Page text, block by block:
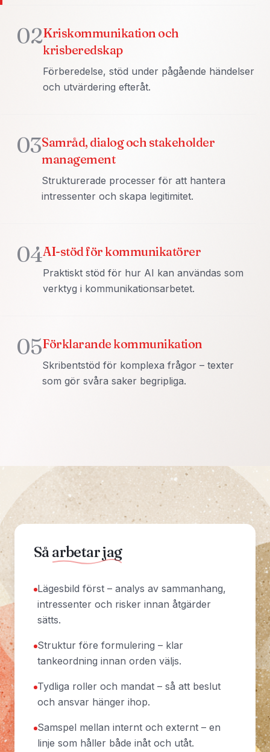
02Kriskommunikation och
krisberedskap
Förberedelse, stöd under pågående händelser
och utvärdering efteråt.
03Samråd, dialog och stakeholder
management
Strukturerade processer för att hantera
intressenter och skapa legitimitet.
04AI-stöd för kommunikatörer
Praktiskt stöd för hur AI kan användas som
verktyg i kommunikationsarbetet.
05Förklarande kommunikation
Skribentstöd för komplexa frågor – texter
som gör svåra saker begripliga.
Så arbetar jag
Lägesbild först – analys av sammanhang,
intressenter och risker innan åtgärder
sätts.
Struktur före formulering – klar
tankeordning innan orden väljs.
Tydliga roller och mandat – så att beslut
och ansvar hänger ihop.
Samspel mellan internt och externt – en
linje som håller både inåt och utåt.